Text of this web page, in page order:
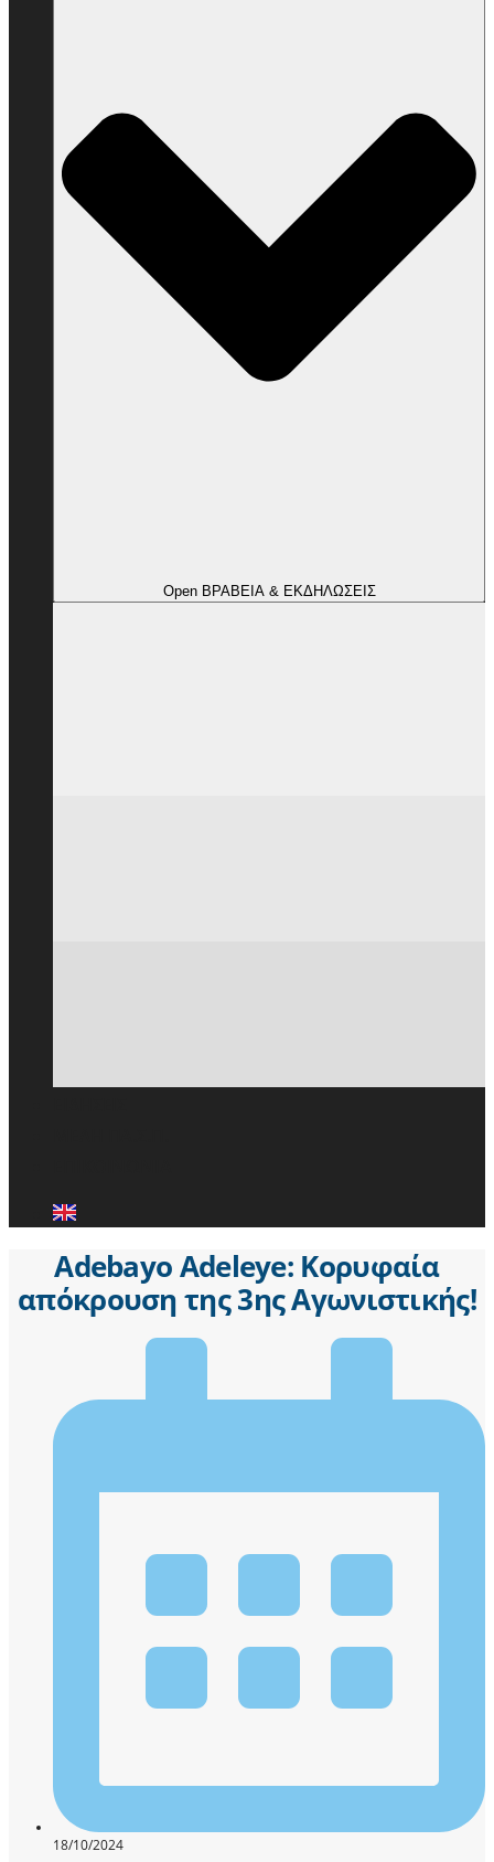
Open ΒΡΑΒΕΙΑ & ΕΚΔΗΛΩΣΕΙΣ
Adebayo Adeleye: Κορυφαία
απόκρουση της 3ης Αγωνιστικής!
18/10/2024